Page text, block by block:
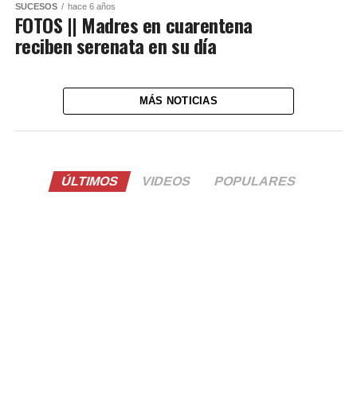
SUCESOS hace 6 años
FOTOS || Madres en cuarentena
reciben serenata en su día
MÁS NOTICIAS
ÚLTIMOS VIDEOS POPULARES